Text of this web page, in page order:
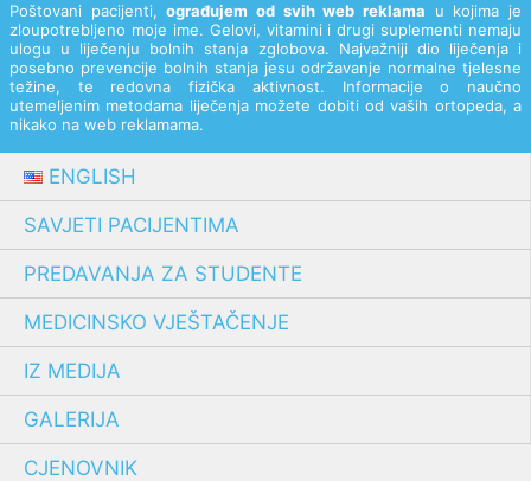
Poštovani pacijenti,ograđujem od svih web reklama u kojima je
zloupotrebljeno moje ime. Gelovi, vitamini i drugi suplementi nemaju
ulogu u liječenju bolnih stanja zglobova. Najvažniji dio liječenja i
posebno prevencije bolnih stanja jesu održavanje normalne tjelesne
težine, te redovna fizička aktivnost. Informacije o naučno
utemeljenim metodama liječenja možete dobiti od vaših ortopeda, a
nikako na web reklamama.
ENGLISH
SAVJETI PACIJENTIMA
PREDAVANJA ZA STUDENTE
MEDICINSKO VJEŠTAČENJE
IZ MEDIJA
GALERIJA
CJENOVNIK